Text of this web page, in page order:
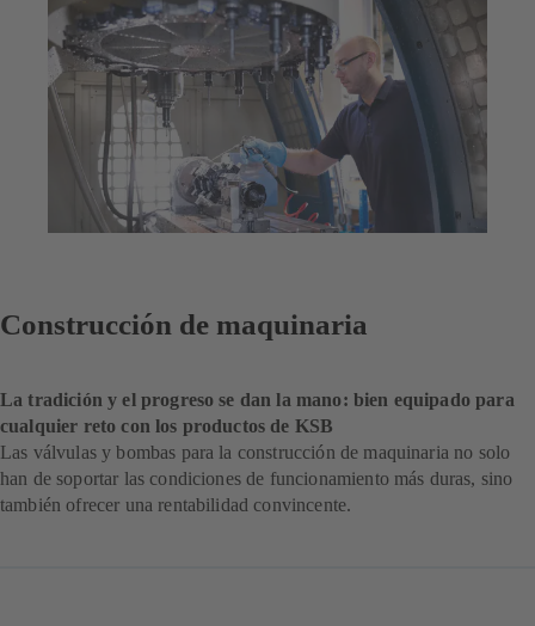
Construcción de maquinaria
La tradición y el progreso se dan la mano: bien equipado para
cualquier reto con los productos de KSB
Las válvulas y bombas para la construcción de maquinaria no solo
han de soportar las condiciones de funcionamiento más duras, sino
también ofrecer una rentabilidad convincente.